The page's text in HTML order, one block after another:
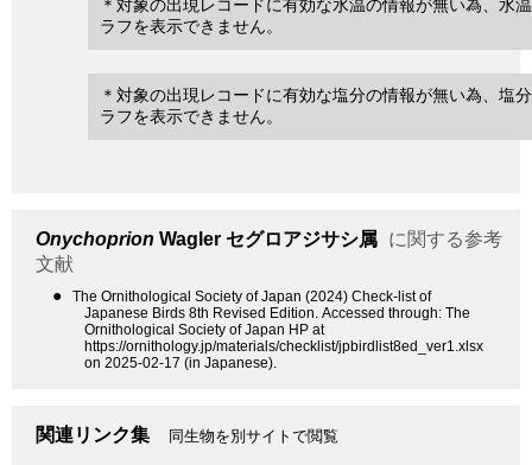
＊対象の出現レコードに有効な水温の情報が無い為、水
ラフを表示できません。
＊対象の出現レコードに有効な塩分の情報が無い為、塩
ラフを表示できません。
Onychoprion Wagler セグロアジサシ属 に関する参考
文献
●
The Ornithological Society of Japan (2024) Check-list of
Japanese Birds 8th Revised Edition. Accessed through: The
Ornithological Society of Japan HP at
https://ornithology.jp/materials/checklist/jpbirdlist8ed_ver1.xlsx
on 2025-02-17 (in Japanese).
関連リンク集 同生物を別サイトで閲覧